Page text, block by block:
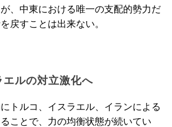
、中東における唯一の支配的勢力だ
戻すことは出来ない。
エルの対立激化へ
トルコ、イスラエル、イランによる
ことで、力の均衡状態が続いてい